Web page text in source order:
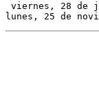
viernes, 28 de
lunes, 25 de